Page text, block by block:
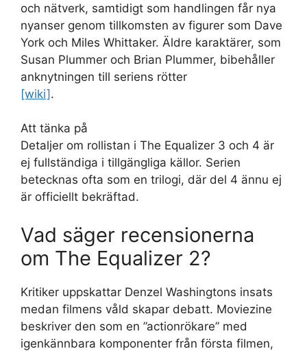
och nätverk, samtidigt som handlingen får nya
nyanser genom tillkomsten av figurer som Dave
York och Miles Whittaker. Äldre karaktärer, som
Susan Plummer och Brian Plummer, bibehåller
anknytningen till seriens rötter
[wiki].
Att tänka på
Detaljer om rollistan i The Equalizer 3 och 4 är
ej fullständiga i tillgängliga källor. Serien
betecknas ofta som en trilogi, där del 4 ännu ej
är officiellt bekräftad.
Vad säger recensionerna
om The Equalizer 2?
Kritiker uppskattar Denzel Washingtons insats
medan filmens våld skapar debatt. Moviezine
beskriver den som en ”actionrökare” med
igenkännbara komponenter från första filmen,